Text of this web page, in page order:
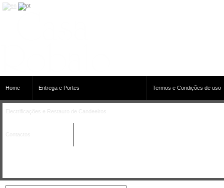
Home Entrega e Portes Termos e Condições de uso
Electrificações e Restauro de Candeeiros
Contactos